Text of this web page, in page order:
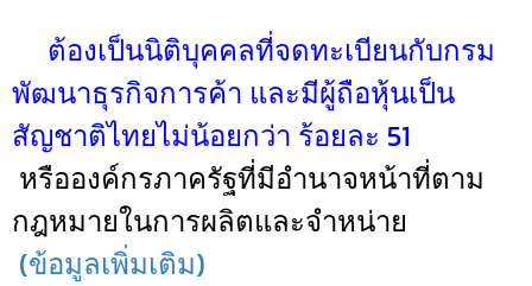
ต้องเป็นนิติบุคคลที่จดทะเบียนกับกรม
พัฒนาธุรกิจการค้า และมีผู้ถือหุ้นเป็น
สัญชาติไทยไม่น้อยกว่า ร้อยละ 51
หรือองค์กรภาครัฐที่มีอำนาจหน้าที่ตาม
กฎหมายในการผลิตและจำหน่าย
(ข้อมูลเพิ่มเติม)